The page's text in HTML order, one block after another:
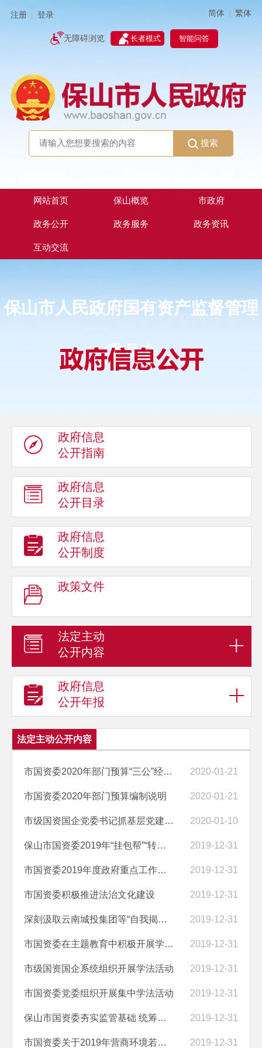
注册 登录 简体 | 繁体
无障碍浏览 长者模式 智能问答
搜索
网站首页 保山概览 市政府
政务公开 政务服务 政务资讯
互动交流
保山市人民政府国有资产监督管理
委员会
政府信息
公开指南
政府信息
公开目录
政府信息
公开制度
政策文件
法定主动
公开内容
政府信息
公开年报
法定主动公开内容
市国资委2020年部门预算“三公”经费编制说明 2020-01-21
市国资委2020年部门预算编制说明 2020-01-21
市级国资国企党委书记抓基层党建工作述职评议“开考” 2020-01-10
保山市国资委2019年“挂包帮”“转走访”工作总结 2019-12-31
市国资委2019年度政府重点工作任务推进情况 2019-12-31
市国资委积极推进法治文化建设 2019-12-31
深刻汲取云南城投集团等“自我揭短、自曝家丑”案例教训 2019-12-31
市国资委在主题教育中积极开展学法活动 2019-12-31
市级国资国企系统组织开展学法活动 2019-12-31
市国资委党委组织开展集中学法活动 2019-12-31
保山市国资委夯实监管基础 统筹推进财务统计及产权管理工作 2019-12-31
市国资委关于2019年营商环境若干意见及十大行动工作情况总结的报告 2019-12-31